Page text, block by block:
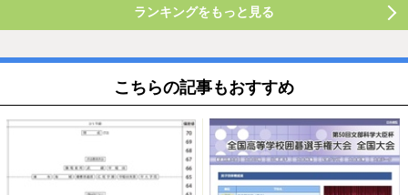
ランキングをもっと見る
こちらの記事もおすすめ